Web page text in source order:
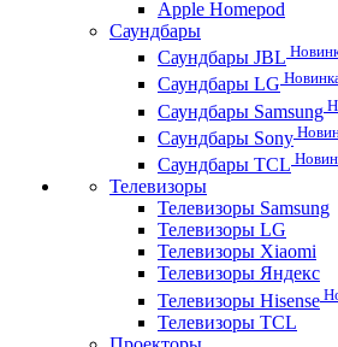
Apple Homepod
Саундбары
Саундбары JBL
Саундбары LG
Саундбары Samsung
Саундбары Sony
Саундбары TCL
Телевизоры
Телевизоры Samsung
Телевизоры LG
Телевизоры Xiaomi
Телевизоры Яндекс
Телевизоры Hisense
Телевизоры TCL